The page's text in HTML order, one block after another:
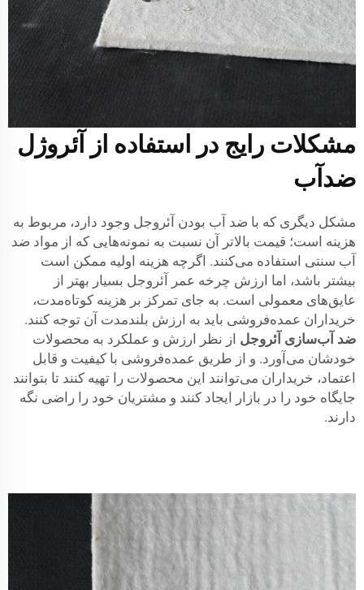
مشکلات رایج در استفاده از آئروژل
ضدآب
مشکل دیگری که با ضد آب بودن آئروجل وجود دارد، مربوط به
هزینه است؛ قیمت بالاتر آن نسبت به نمونه‌هایی که از مواد ضد
آب سنتی استفاده می‌کنند. اگرچه هزینه اولیه ممکن است
بیشتر باشد، اما ارزش چرخه عمر آئروجل بسیار بهتر از
عایق‌های معمولی است. به جای تمرکز بر هزینه کوتاه‌مدت،
خریداران عمده‌فروشی باید به ارزش بلندمدت آن توجه کنند.
ضد آب‌سازی آئروجل از نظر ارزش و عملکرد به محصولات
خودشان می‌آورد. و از طریق عمده‌فروشی با کیفیت و قابل
اعتماد، خریداران می‌توانند این محصولات را تهیه کنند تا بتوانند
جایگاه خود را در بازار ایجاد کنند و مشتریان خود را راضی نگه
دارند.